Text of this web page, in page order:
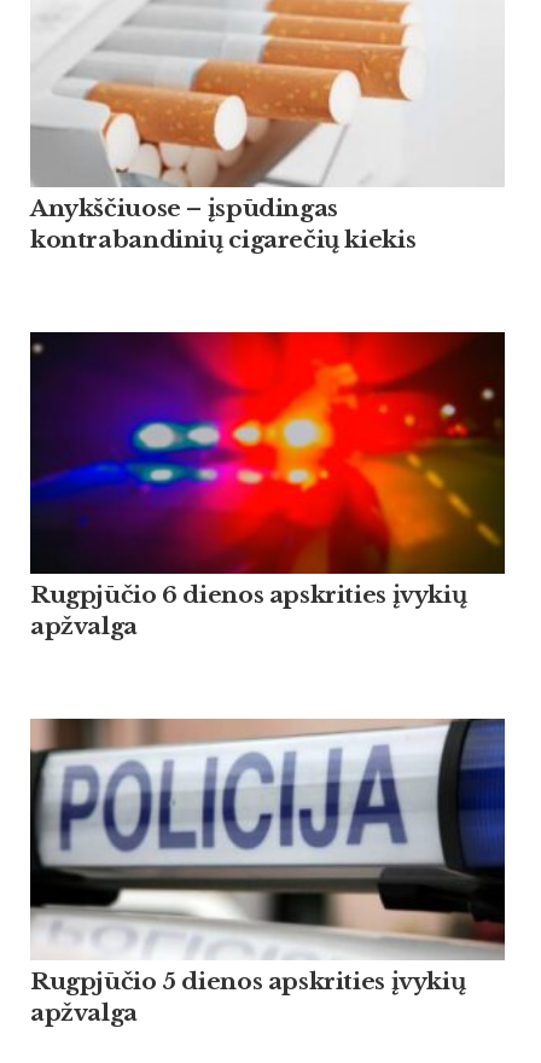
Anykščiuose – įspūdingas
kontrabandinių cigarečių kiekis
Rugpjūčio 6 dienos apskrities įvykių
apžvalga
Rugpjūčio 5 dienos apskrities įvykių
apžvalga